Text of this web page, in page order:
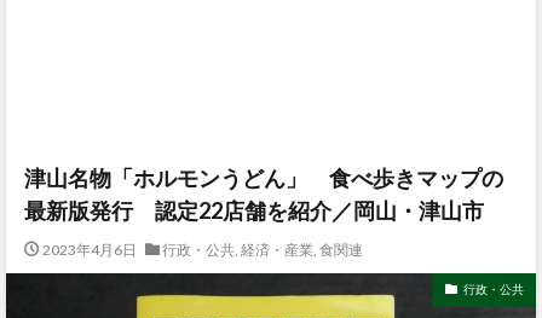
津山名物「ホルモンうどん」 食べ歩きマップの
最新版発行 認定22店舗を紹介／岡山・津山市
2023年4月6日 行政・公共 経済・産業 食関連
行政・公共